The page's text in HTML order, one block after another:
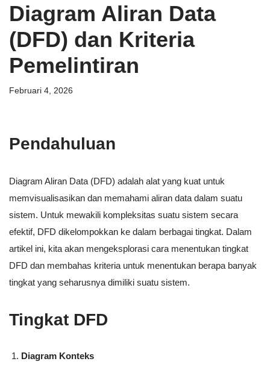
Diagram Aliran Data
(DFD) dan Kriteria
Pemelintiran
Februari 4, 2026
Pendahuluan
Diagram Aliran Data (DFD) adalah alat yang kuat untuk
memvisualisasikan dan memahami aliran data dalam suatu
sistem. Untuk mewakili kompleksitas suatu sistem secara
efektif, DFD dikelompokkan ke dalam berbagai tingkat. Dalam
artikel ini, kita akan mengeksplorasi cara menentukan tingkat
DFD dan membahas kriteria untuk menentukan berapa banyak
tingkat yang seharusnya dimiliki suatu sistem.
Tingkat DFD
Diagram Konteks